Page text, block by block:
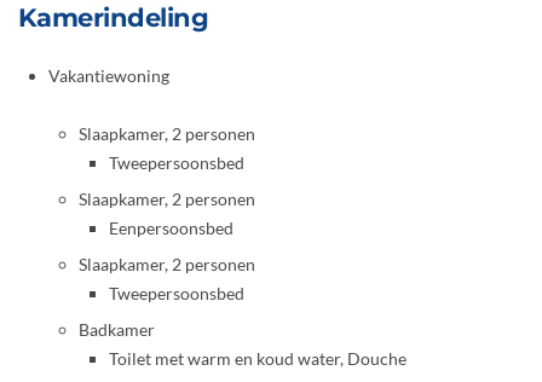
Kamerindeling
Vakantiewoning
Slaapkamer, 2 personen
Tweepersoonsbed
Slaapkamer, 2 personen
Eenpersoonsbed
Slaapkamer, 2 personen
Tweepersoonsbed
Badkamer
Toilet met warm en koud water, Douche